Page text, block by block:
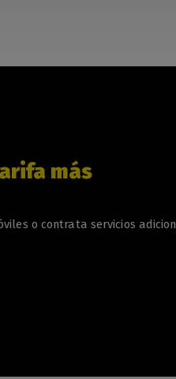
más
o contrata servicios